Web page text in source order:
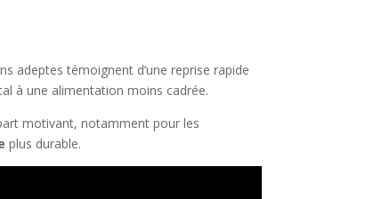
adeptes témoignent d’une reprise rapide
à une alimentation moins cadrée.
motivant, notamment pour les
plus durable.